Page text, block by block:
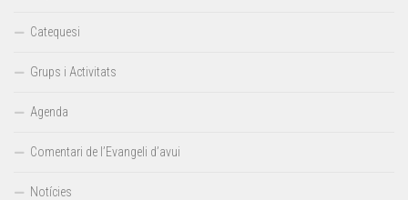
Catequesi
Grups i Activitats
Agenda
Comentari de l’Evangeli d’avui
Notícies